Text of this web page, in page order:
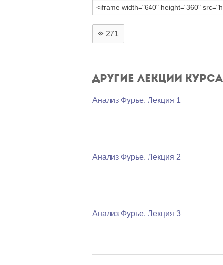
271
Другие лекции курса
Анализ Фурье. Лекция 1
Анализ Фурье. Лекция 2
Анализ Фурье. Лекция 3